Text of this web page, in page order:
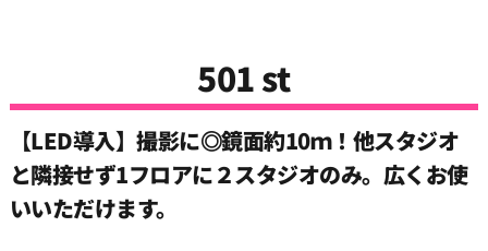
501 st
【LED導入】撮影に◎鏡面約10ｍ！他スタジオ
と隣接せず1フロアに２スタジオのみ。広くお使
いいただけます。